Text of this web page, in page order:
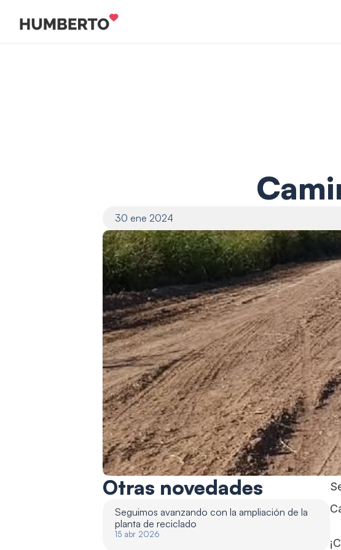
30 ene 2024
Otras novedades
Seguimos avanzando con la ampliación de la
planta de reciclado
15 abr 2026